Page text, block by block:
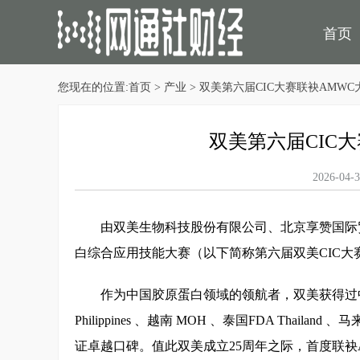
首页
您现在的位置:首页 > 产业 > 双美第六届CIC大赛联袂AMWC
双美第六届CIC
2026-
由双美生物科技股份有限公司、北京享赞国
白综合应用技能大赛（以下简称第六届双美CIC大
作为中国胶原蛋白领域的领航者，双美获得
Philippines 、越南 MOH 、泰国FDA Thailand 、
证卓越口碑。值此双美成立25周年之际，首度联